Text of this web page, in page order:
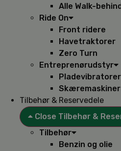
Alle Walk-behind
Ride On
Front ridere
Havetraktorer
Zero Turn
Entreprenørudstyr
Pladevibratorer
Skæremaskiner
Tilbehør & Reservedele
Close Tilbehør &
Tilbehør
Benzin og olie